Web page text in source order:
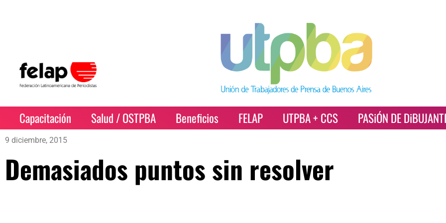
Capacitación Salud / OSTPBA Beneficios FELAP UTPBA + CCS PASiÓN DE
9 diciembre, 2015
Demasiados puntos sin resolver